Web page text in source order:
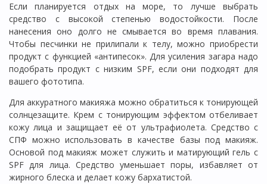
Если планируется отдых на море, то лучше выбрать
средство с высокой степенью водостойкости. После
нанесения оно долго не смывается во время плавания.
Чтобы песчинки не прилипали к телу, можно приобрести
продукт с функцией «антипесок». Для усиления загара надо
подобрать продукт с низким SPF, если они подходят для
вашего фототипа.
Для аккуратного макияжа можно обратиться к тонирующей
солнцезащите. Крем с тонирующим эффектом отбеливает
кожу лица и защищает её от ультрафиолета. Средство с
СПФ можно использовать в качестве базы под макияж.
Основой под макияж может служить и матирующий гель с
SPF для лица. Средство уменьшает поры, избавляет от
жирного блеска и делает кожу бархатистой.